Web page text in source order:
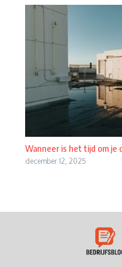
Wanneer is het tijd om je
december 12, 2025